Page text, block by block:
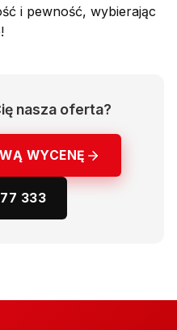
i pewność, wybierając
nasza oferta?
WYCENĘ
333